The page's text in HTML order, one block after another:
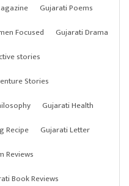
Gujarati Poems
Focused
Gujarati Drama
stories
Stories
Gujarati Health
Recipe
Gujarati Letter
Reviews
Book Reviews